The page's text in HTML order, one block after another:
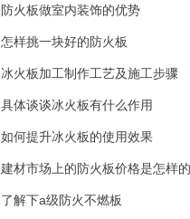
防火板做室内装饰的优势
怎样挑一块好的防火板
冰火板加工制作工艺及施工步骤
具体谈谈冰火板有什么作用
如何提升冰火板的使用效果
建材市场上的防火板价格是怎样的
了解下a级防火不燃板